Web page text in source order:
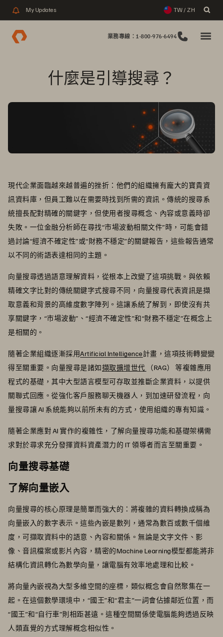
My Updates TW / ZH
業務專線：1-800-976-6494
什麼是引導搜尋？
現代企業面臨越來越普遍的挫折：他們的組織擁有龐大的寶貴資
訊資料庫，但員工難以在需要時找到所需的資訊。傳統的搜尋系
統擅長配對精確的關鍵字，但使用者搜尋概念、內容或意義時卻
失敗。一位金融分析師在尋找“市場波動相關文件”時，可能會錯
過討論“經濟不確定性”或“財務不穩定”的關鍵報告，這些報告通常
以不同的術語表達相同的主題。
向量搜尋透過語意理解資料，從根本上改變了這項挑戰。與依賴
精確文字比對的傳統關鍵字式搜尋不同，向量搜尋代表資訊是擷
取意義和背景的高維度數字陣列。這讓系統了解到，即使沒有共
享關鍵字，“市場波動”、“經濟不確定性”和“財務不穩定”在概念上
是相關的。
隨著企業組織逐漸採用Artificial Intelligence計畫，這項技術轉變變
得至關重要。向量搜尋是諸如擷取擴增世代
（RAG） 等複雜應用
程式的基礎，其中大型語言模型可存取並推斷企業資料，以提供
關聯式回應。從強化客戶服務聊天機器人，到加速研發流程，向
量搜尋讓 AI 系統能夠以前所未有的方式，使用組織的專有知識。
隨著企業應對 AI 實作的複雜性，了解向量搜尋功能和基礎架構需
求對於尋求充分發揮資料資產潛力的 IT 領導者而言至關重要。
向量搜尋基礎
了解向量嵌入
向量搜尋的核心原理是簡單而強大的：將複雜的資料轉換成稱為
向量嵌入的數字表示。這些內嵌是數列，通常為數百或數千個維
度，可擷取資料中的語意、內容和關係。無論是文字文件、影
像、音訊檔案或影片內容，精密的Machine Learning模型都能將非
結構化資訊轉化為數學向量，讓電腦有效率地處理和比較。
將向量內嵌視為大型多維空間的座標，類似概念會自然聚集在一
起。在這個數學環境中，“國王”和“君主”一詞會佔據鄰近位置，而
“國王”和“自行車”則相距甚遠。這種空間關係使電腦能夠透過反映
人類直覺的方式理解概念相似性。